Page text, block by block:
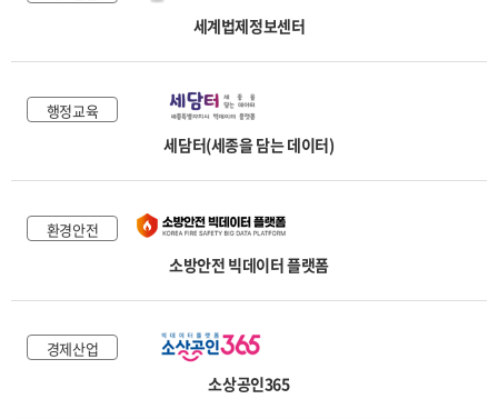
세계법제정보센터
행정교육
세담터(세종을 담는 데이터)
환경안전
소방안전 빅데이터 플랫폼
경제산업
소상공인365